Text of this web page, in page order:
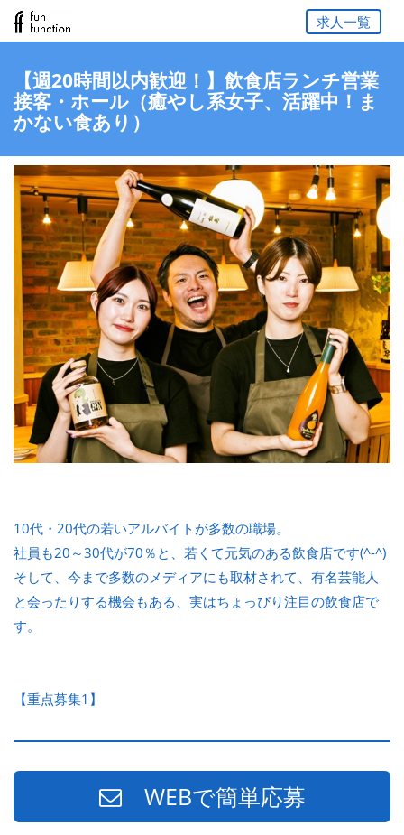
求人一覧
【週20時間以内歓迎！】飲食店ランチ営業
接客・ホール（癒やし系女子、活躍中！ま
かない食あり）
10代・20代の若いアルバイトが多数の職場。
社員も20～30代が70％と、若くて元気のある飲食店です(^-^)
そして、今まで多数のメディアにも取材されて、有名芸能人
と会ったりする機会もある、実はちょっぴり注目の飲食店で
す。
【重点募集1】
WEBで簡単応募